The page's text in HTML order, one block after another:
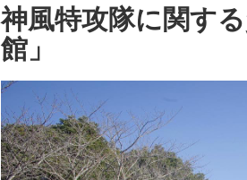
神風特攻隊に関す
館」